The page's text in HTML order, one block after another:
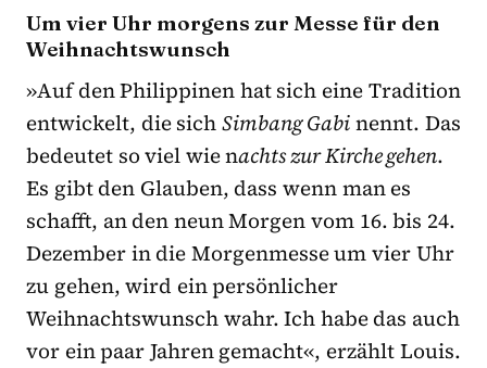
Um vier Uhr morgens zur Messe für den
Weihnachtswunsch
»Auf den Philippinen hat sich eine Tradition
entwickelt, die sichSimbang Gabinennt. Das
bedeutet so viel wie nachts zur Kirche gehen.
Es gibt den Glauben, dass wenn man es
schafft, an den neun Morgen vom 16. bis 24.
Dezember in die Morgenmesse um vier Uhr
zu gehen, wird ein persönlicher
Weihnachtswunsch wahr. Ich habe das auch
vor ein paar Jahren gemacht«, erzählt Louis.